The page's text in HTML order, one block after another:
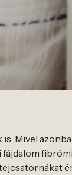
Mivel
fájdalom